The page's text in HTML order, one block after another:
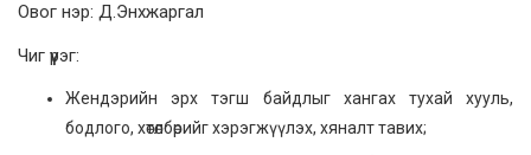
Овог нэр: Д.Энхжаргал
Чиг үүрэг:
Жендэрийн эрх тэгш байдлыг хангах тухай хууль,
бодлого, хөтөлбөрийг хэрэгжүүлэх, хяналт тавих;